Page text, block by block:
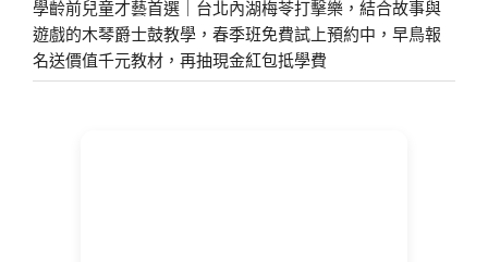
學齡前兒童才藝首選｜台北內湖梅苓打擊樂，結合故事與
遊戲的木琴爵士鼓教學，春季班免費試上預約中，早鳥報
名送價值千元教材，再抽現金紅包抵學費